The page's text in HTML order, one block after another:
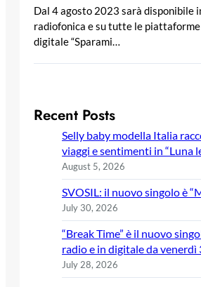
Dal 4 agosto 2023 sarà disponibile
radiofonica e su tutte le
digitale “Sparami…
Recent Posts
Selly baby modella Italia
viaggi e sentimenti in “Luna
August 5, 2026
SVOSIL: il nuovo singolo è
July 30, 2026
“Break Time” è il nuovo
radio e in digitale da venerdì
July 28, 2026